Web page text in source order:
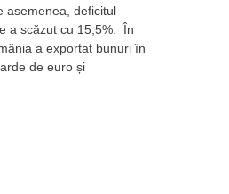
asemenea, deficitul
a scăzut cu 15,5%. În
a exportat bunuri în
de euro și